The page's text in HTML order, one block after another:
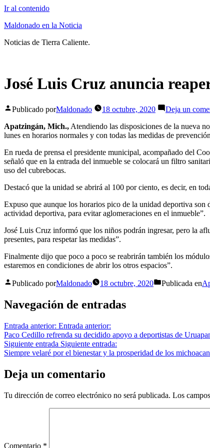
Ir al contenido
Maldonado en la Noticia
Noticias de Tierra Caliente.
José Luis Cruz anuncia
Publicado porMaldonado 18 octubre, 2020 Deja un
Apatzingán, Mich., Atendiendo las disposiciones de la nueva
lunes en horarios normales y con todas las medidas de
En rueda de prensa el presidente municipal, acompañado del
señaló que en la entrada del inmueble se colocará un filtro
uso del cubrebocas.
Destacó que la unidad se abrirá al 100 por ciento, es decir, en
Expuso que aunque los horarios pico de la unidad deportiva son
actividad deportiva, para evitar aglomeraciones en el inmueble”.
José Luis Cruz informó que los niños podrán ingresar, pero la
presentes, para respetar las medidas”.
Finalmente dijo que poco a poco se reabrirán también los
estaremos en condiciones de abrir los otros espacios”.
Publicado porMaldonado 18 octubre, 2020 Publicada en
Navegación de entradas
Entrada anterior: Entrada anterior:
Paco Cedillo refrenda su decidido apoyo a deportistas de
Siguiente entrada Siguiente entrada:
Siempre velaré por el bienestar y la prosperidad de los
Deja un comentario
Tu dirección de correo electrónico no será publicada. Los
Comentario *